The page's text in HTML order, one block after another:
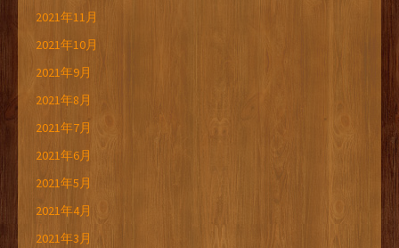
2021年11月
2021年10月
2021年9月
2021年8月
2021年7月
2021年6月
2021年5月
2021年4月
2021年3月